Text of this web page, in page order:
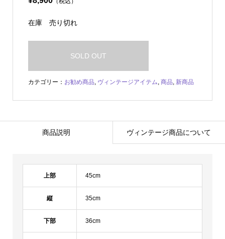
在庫 売り切れ
SOLD OUT
カテゴリー： お勧め商品 ヴィンテージアイテム 商品 新商品
商品説明 ヴィンテージ商品について
上部 45cm
縦 35cm
下部 36cm